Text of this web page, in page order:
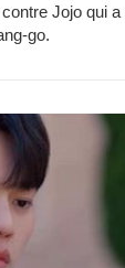
Jojo qui
go.